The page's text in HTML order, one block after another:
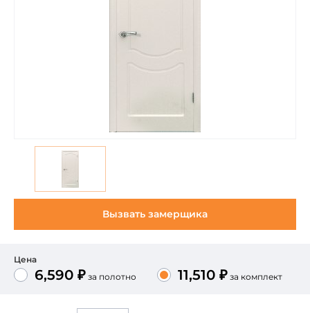
Вызвать замерщика
Цена
6,590 ₽ за полотно 11,510 ₽ за комплект